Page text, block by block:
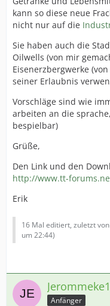
kann so diese neue
nicht nur auf die
Sie haben auch die
Oilwells (von mir
Eisenerzbergwerke
seiner Erlaubnis
Vorschläge sind wie
arbeiten an die
bespielbar)
Grüße,
Den Link und den
http://www.tt-
Erik
16 Mal editiert, zuletzt von
um 22:44)
Jerommeke1
Anfänger